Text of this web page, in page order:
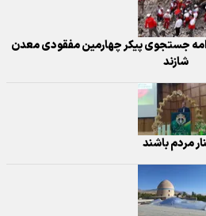
جستجوی پیکر چهارمین مفقودی معدن
شازند
مردم باشند